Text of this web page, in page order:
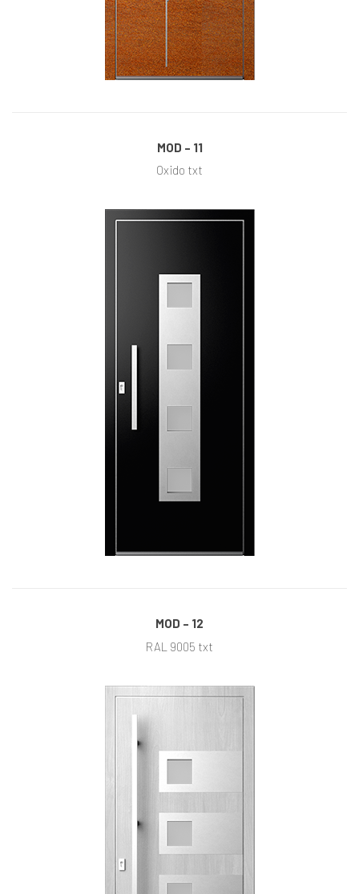
MOD – 11
Oxido txt
MOD – 12
RAL 9005 txt